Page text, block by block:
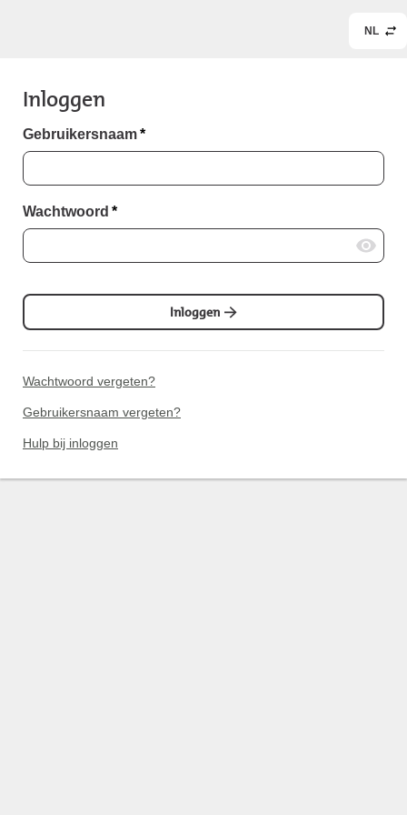
NL
Inloggen
Gebruikersnaam*
Wachtwoord *
Inloggen
Wachtwoord vergeten?
Gebruikersnaam vergeten?
Hulp bij inloggen